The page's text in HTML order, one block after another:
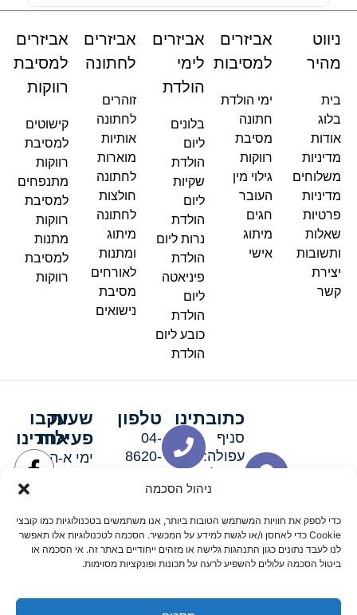
ניהול הסכמה
כדי לספק את חוויות המשתמש הטובות ביותר, אנו משתמשים בטכנולוגיות כמו קובצי
Cookie כדי לאחסן ו/או לגשת למידע על המכשיר. הסכמה לטכנולוגיות אלו תאפשר
לנו לעבד נתונים כגון התנהגות גלישה או מזהים ייחודיים באתר זה. אי הסכמה או
ביטול הסכמה עלולים להשפיע לרעה על תכונות ופונקציות מסוימות.
ניווט
מהיר
בית
בלוג
אודות
מדיניות
משלוחים
מדיניות
פרטיות
שאלות
ותשובות
יצירת
קשר
אביזרים
למסיבות
ימי הולדת
חתונה
מסיבת
רווקות
גילוי מין
העובר
חגים
מיתוג
אישי
אביזרים
לימי
הולדת
בלונים
ליום
הולדת
שקיות
ליום
הולדת
נרות ליום
הולדת
פיניאטה
ליום
הולדת
כובע ליום
הולדת
אביזרים
לחתונה
זוהרים
לחתונה
אותיות
מוארות
לחתונה
חולצות
לחתונה
מיתוג
ומתנות
לאורחים
מסיבת
נישואים
אביזרים
למסיבת
רווקות
קישוטים
למסיבת
רווקות
מתנפחים
למסיבת
רווקות
מתנות
למסיבת
רווקות
כתובתינו
סניף
עפולה:
סניף מגדל
האלה 19
טלפון
04-
8620-
שעות
פעילות
ימי א-ה:
ימי שישי
וערבי חג:
8:30-
15:00
עקבו
אחרינו